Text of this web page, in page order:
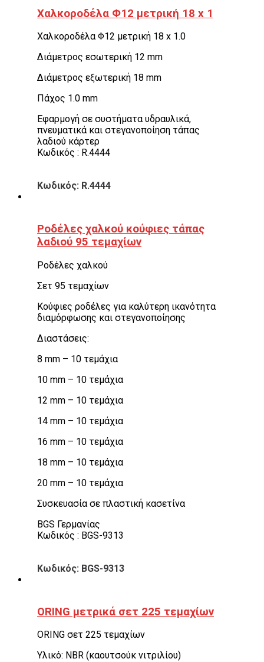
Χαλκοροδέλα Φ12 μετρική 18 x 1
Χαλκοροδέλα Φ12 μετρική 18 x 1.0
Διάμετρος εσωτερική 12 mm
Διάμετρος εξωτερική 18 mm
Πάχος 1.0 mm
Εφαρμογή σε συστήματα υδραυλικά,
πνευματικά και στεγανοποίηση τάπας
λαδιού κάρτερ
Κωδικός : R.4444
Κωδικός: R.4444
Ροδέλες χαλκού κούφιες τάπας
λαδιού 95 τεμαχίων
Ροδέλες χαλκού
Σετ 95 τεμαχίων
Κούφιες ροδέλες για καλύτερη ικανότητα
διαμόρφωσης και στεγανοποίησης
Διαστάσεις:
8 mm – 10 τεμάχια
10 mm – 10 τεμάχια
12 mm – 10 τεμάχια
14 mm – 10 τεμάχια
16 mm – 10 τεμάχια
18 mm – 10 τεμάχια
20 mm – 10 τεμάχια
Συσκευασία σε πλαστική κασετίνα
BGS Γερμανίας
Κωδικός : BGS-9313
Κωδικός: BGS-9313
ORING μετρικά σετ 225 τεμαχίων
ORING σετ 225 τεμαχίων
Υλικό: NBR (καουτσούκ νιτριλίου)